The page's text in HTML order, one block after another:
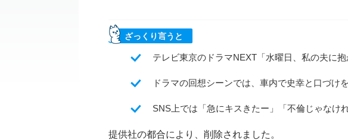
ざっくり言うと
テレビ東京のドラマNEXT「水曜日、私の夫に
ドラマの回想シーンでは、車内で史幸と口づけ
SNS上では「急にキスきたー」「不倫じゃなけ
提供社の都合により、削除されました。